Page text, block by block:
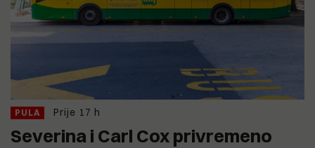
PULA Prije 17 h
Severina i Carl Cox privremeno